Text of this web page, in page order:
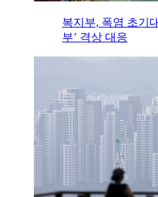
복지부, 폭염 초기
부’ 격상 대응